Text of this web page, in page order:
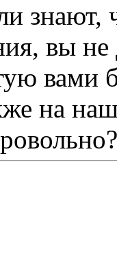
знают,
вы
вами
на